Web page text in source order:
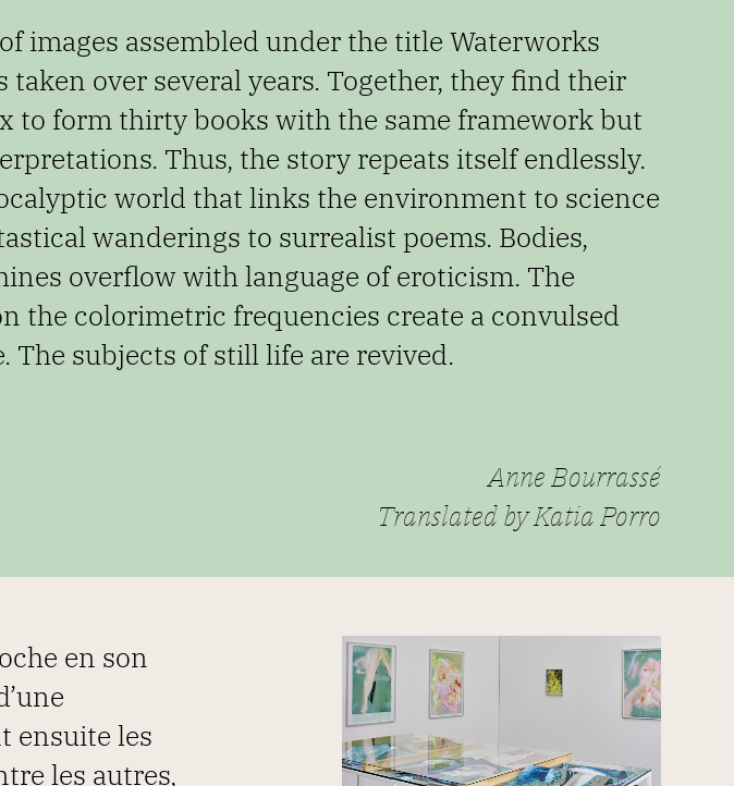
images assembled under the title Waterworks
taken over several years. Together, they find their
to form thirty books with the same framework but
Thus, the story repeats itself endlessly.
world that links the environment to science
wanderings to surrealist poems. Bodies,
overflow with language of eroticism. The
the colorimetric frequencies create a convulsed
The subjects of still life are revived.
Anne Bourrassé
Translated by Katia Porro
en son
ensuite les
les autres,